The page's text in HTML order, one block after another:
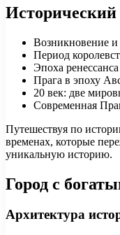
Исторический
Возникновение и
Период
Эпоха
Прага в эпоху
20 век: две
Современная
Путешествуя по
временах, которые
уникальную историю.
Город с
Архитектура